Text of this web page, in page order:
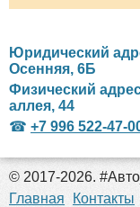
Юридический
Осенняя, 6Б
Физический
аллея, 44
☎ +7 996 522-47-
© 2017-2026.
Главная
Контакты